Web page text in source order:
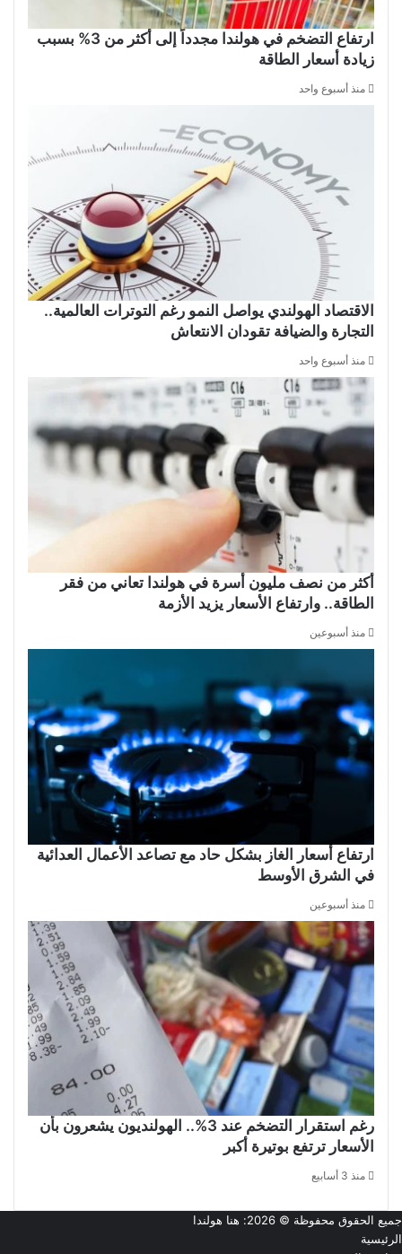
ارتفاع التضخم في هولندا مجدداً إلى أكثر من 3% بسبب
زيادة أسعار الطاقة
منذ أسبوع واحد
الاقتصاد الهولندي يواصل النمو رغم التوترات العالمية..
التجارة والضيافة تقودان الانتعاش
منذ أسبوع واحد
أكثر من نصف مليون أسرة في هولندا تعاني من فقر
الطاقة.. وارتفاع الأسعار يزيد الأزمة
منذ أسبوعين
ارتفاع أسعار الغاز بشكل حاد مع تصاعد الأعمال العدائية
في الشرق الأوسط
منذ أسبوعين
رغم استقرار التضخم عند 3%.. الهولنديون يشعرون بأن
الأسعار ترتفع بوتيرة أكبر
منذ 3 أسابيع
جميع الحقوق محفوظة © 2026:
هنا هولندا
الرئيسية